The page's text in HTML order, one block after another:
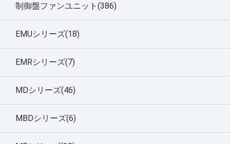
制御盤ファンユニット(386)
EMUシリーズ(18)
EMRシリーズ(7)
MDシリーズ(46)
MBDシリーズ(6)